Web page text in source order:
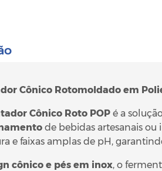
Cônico Rotomoldado em
Cônico Roto POP é a
de bebidas artesanais ou
e faixas amplas de pH,
cônico e pés em inox, o